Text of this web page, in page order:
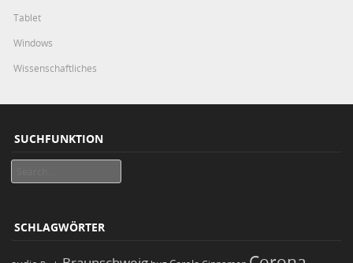
Tablet
Windows
Wissenschaftliches
SUCHFUNKTION
SCHLAGWÖRTER